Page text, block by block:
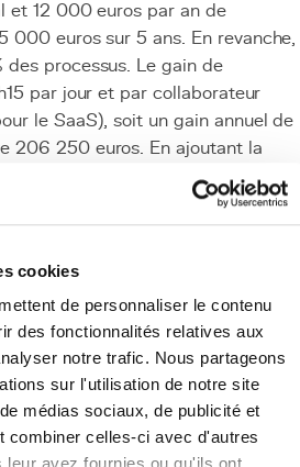
cookies
de personnaliser le contenu
des fonctionnalités relatives aux
notre trafic. Nous partageons
sur l'utilisation de notre site
médias sociaux, de publicité et
combiner celles-ci avec d'autres
et 12 000 euros par an de
000 euros sur 5 ans. En revanche,
processus. Le gain de
par jour et par collaborateur
le SaaS), soit un gain annuel de
206 250 euros. En ajoutant la
(36 000 euros par an éliminés), le
sur mesure est de 1 230 %
SaaS. Cependant, en intégrant le
de la troisième année.
processus actuels :documenter
flux de travail existants, en
sur chaque tâche, les volumes